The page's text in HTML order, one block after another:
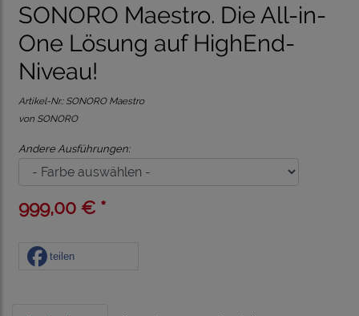
SONORO Maestro. Die All-in-
One Lösung auf HighEnd-
Niveau!
Artikel-Nr.: SONORO Maestro
von SONORO
Andere Ausführungen:
999,00 € *
teilen